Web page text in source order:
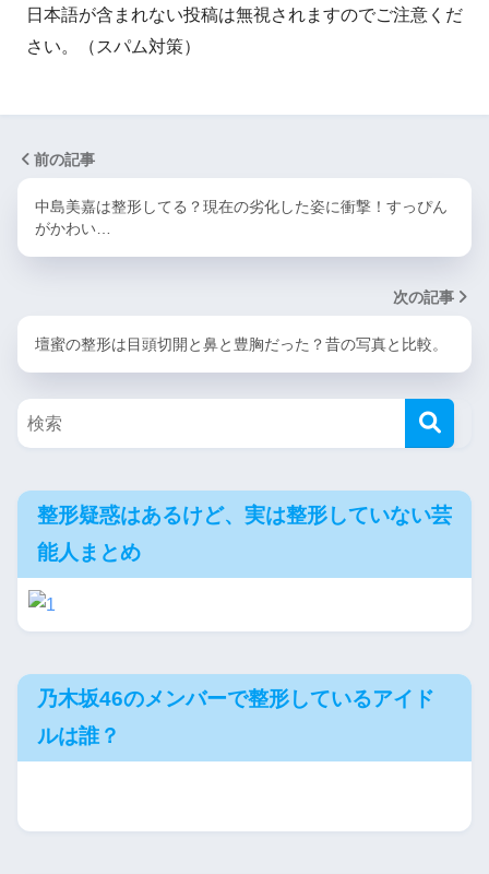
日本語が含まれない投稿は無視されますのでご注意くだ
さい。（スパム対策）
前の記事
中島美嘉は整形してる？現在の劣化した姿に衝撃！すっぴん
がかわい…
次の記事
壇蜜の整形は目頭切開と鼻と豊胸だった？昔の写真と比較。
整形疑惑はあるけど、実は整形していない芸
能人まとめ
乃木坂46のメンバーで整形しているアイド
ルは誰？